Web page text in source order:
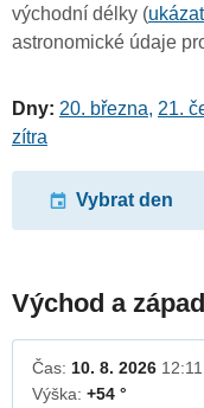
východní délky (
astronomické údaje
Dny: 20. března, 21.
zítra
Vybrat den
Východ a
Čas: 10. 8. 2026 12:11
Výška: +54 °